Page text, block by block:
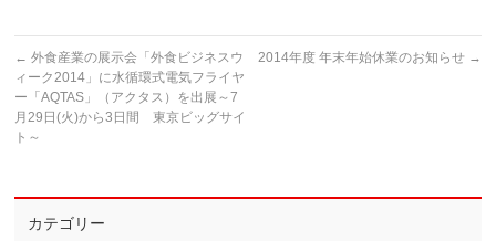
← 外食産業の展示会「外食ビジネスウ
ィーク2014」に水循環式電気フライヤ
ー「AQTAS」（アクタス）を出展～7
月29日(火)から3日間 東京ビッグサイ
ト～
2014年度 年末年始休業のお知らせ →
カテゴリー